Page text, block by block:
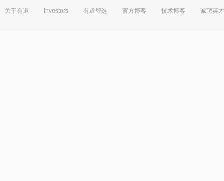
关于有道 Investors 有道智选 官方博客 技术博客 诚聘英才